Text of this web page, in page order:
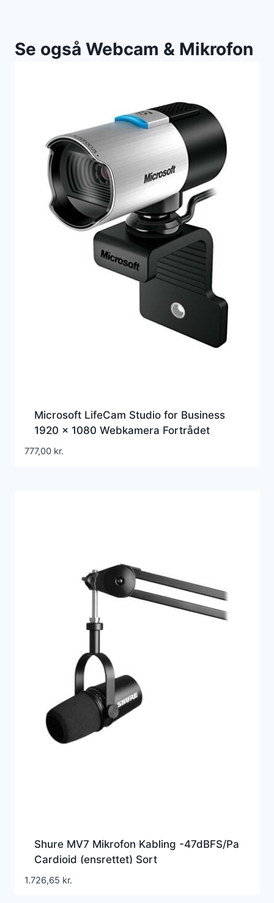
Se også Webcam & Mikrofon
Microsoft LifeCam Studio for Business
1920 x 1080 Webkamera Fortrådet
777,00 kr.
Shure MV7 Mikrofon Kabling -47dBFS/Pa
Cardioid (ensrettet) Sort
1.726,65 kr.